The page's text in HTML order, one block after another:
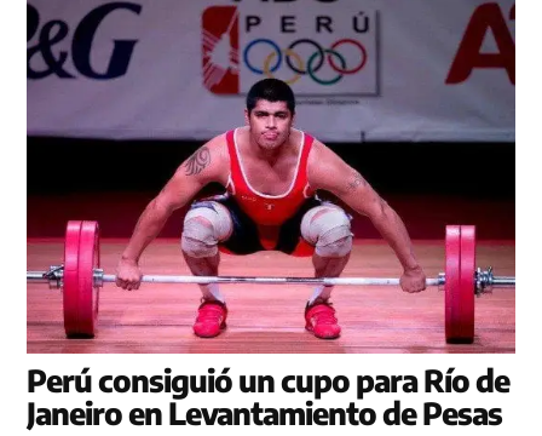
Perú consiguió un cupo para Río de
Janeiro en Levantamiento de Pesas